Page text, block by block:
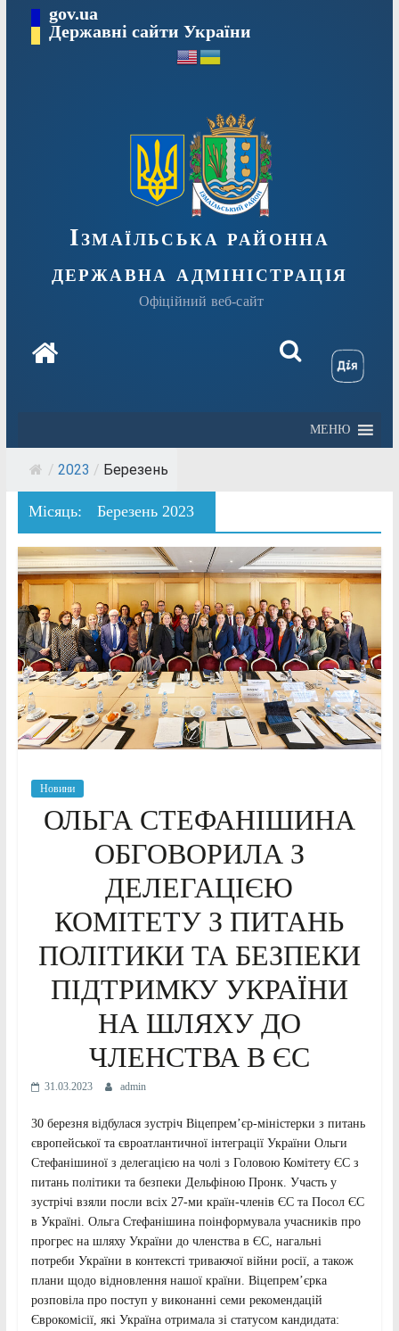
вмісту
gov.ua
Державні сайти України
Ізмаїльська районна
державна адміністрація
Офіційний веб-сайт
МЕНЮ
/ 2023 / Березень
Місяць: Березень 2023
Новини
ОЛЬГА СТЕФАНІШИНА
ОБГОВОРИЛА З
ДЕЛЕГАЦІЄЮ
КОМІТЕТУ З ПИТАНЬ
ПОЛІТИКИ ТА БЕЗПЕКИ
ПІДТРИМКУ УКРАЇНИ
НА ШЛЯХУ ДО
ЧЛЕНСТВА В ЄС
31.03.2023 admin
30 березня відбулася зустріч Віцепремʼєр-міністерки з питань
європейської та євроатлантичної інтеграції України Ольги
Стефанішиної з делегацією на чолі з Головою Комітету ЄС з
питань політики та безпеки Дельфіною Пронк. Участь у
зустрічі взяли посли всіх 27-ми країн-членів ЄС та Посол ЄС
в Україні. Ольга Стефанішина поінформувала учасників про
прогрес на шляху України до членства в ЄС, нагальні
потреби України в контексті триваючої війни росії, а також
плани щодо відновлення нашої країни. Віцепремʼєрка
розповіла про поступ у виконанні семи рекомендацій
Єврокомісії, які Україна отримала зі статусом кандидата: